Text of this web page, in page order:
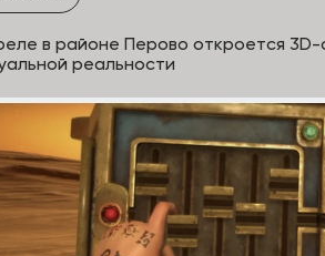
в районе Перово откроется 3D-
реальности